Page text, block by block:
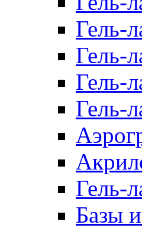
Гель-
Гель-
Гель-
Гель-
Гель-
Базы